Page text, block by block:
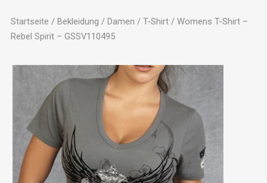
Mein Konto
Warenkorb
Startseite / Bekleidung / Damen / T-Shirt/ Womens T-Shirt –
Rebel Spirit – GSSV110495